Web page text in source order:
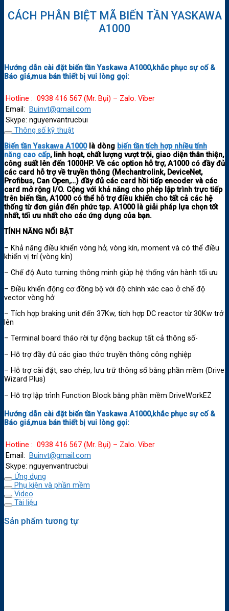
CÁCH PHÂN BIỆT MÃ BIẾN TẦN YASKAWA
A1000
Hướng dẫn cài đặt biến tần Yaskawa A1000,khắc phục sự cố &
Báo giá,mua bán thiết bị vui lòng gọi:
Hotline : 0938 416 567 (Mr. Bụi) – Zalo. Viber
Email:
Buinvt@gmail.com
Skype: nguyenvantrucbui
Thông số kỹ thuật
Biến tần Yaskawa A1000là dòng biến tần tích hợp nhiều tính
năng cao cấp, linh hoạt, chất lượng vượt trội, giao diện thân thiện,
công suất lên đến 1000HP. Về các option hỗ trợ, A1000 có đầy đủ
các card hỗ trợ về truyền thông (Mechantrolink, DeviceNet,
Profibus, Can Open,…) đầy đủ các card hồi tiếp encoder và các
card mở rộng I/O. Cộng với khả năng cho phép lập trình trực tiếp
trên biến tần, A1000 có thể hỗ trợ điều khiển cho tất cả các hệ
thống từ đơn giản đến phức tạp. A1000 là giải pháp lựa chọn tốt
nhất, tối ưu nhất cho các ứng dụng của bạn.
TÍNH NĂNG NỔI BẬT
– Khả năng điều khiển vòng hở, vòng kín, moment và có thể điều
khiển vị trí (vòng kín)
– Chế độ Auto turning thông minh giúp hệ thống vận hành tối ưu
– Điều khiển động cơ đồng bộ với độ chính xác cao ở chế độ
vector vòng hở
– Tích hợp braking unit đến 37Kw, tích hợp DC reactor từ 30Kw trở
lên
– Terminal board tháo rời tự động backup tất cả thông số-
– Hỗ trợ đầy đủ các giao thức truyền thông công nghiệp
– Hỗ trợ cài đặt, sao chép, lưu trữ thông số bằng phần mềm (Drive
Wizard Plus)
– Hỗ trợ lập trình Function Block bằng phần mềm DriveWorkEZ
Hướng dẫn cài đặt biến tần Yaskawa A1000,khắc phục sự cố &
Báo giá,mua bán thiết bị vui lòng gọi:
Hotline : 0938 416 567 (Mr. Bụi) – Zalo. Viber
Email:
Buinvt@gmail.com
Skype: nguyenvantrucbui
Ứng dụng
Phụ kiện và phần mềm
Video
Tài liệu
Sản phẩm tương tự